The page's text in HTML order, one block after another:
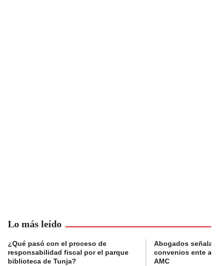
Lo más leído
¿Qué pasó con el proceso de
responsabilidad fiscal por el parque
biblioteca de Tunja?
Abogados
convenios ente
AMC